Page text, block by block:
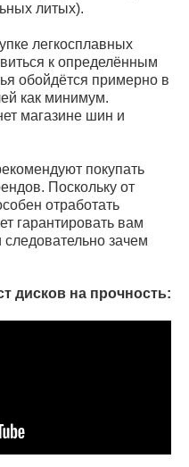
литых).
легкосплавных
к определённым
обойдётся примерно в
как минимум.
магазине шин и
покупать
Поскольку от
отработать
гарантировать вам
зачем
дисков на прочность: